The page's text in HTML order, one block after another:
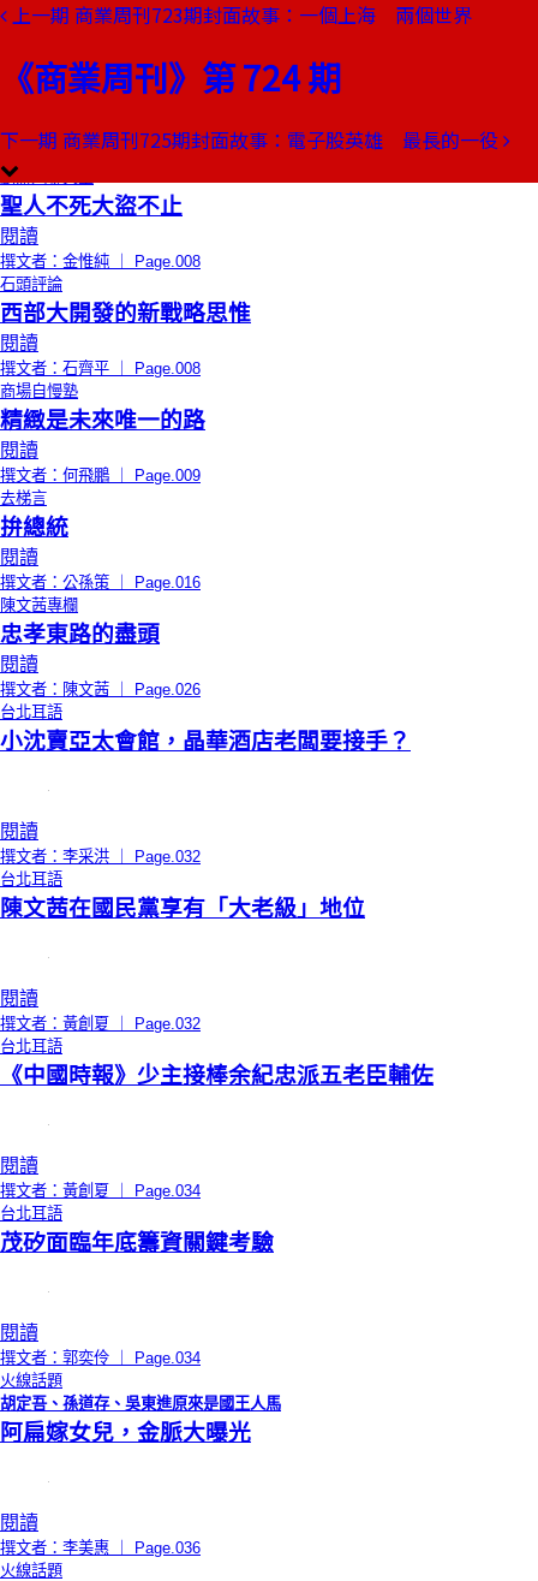
上一期 商業周刊723期封面故事：一個上海 兩個世界
《商業周刊》第 724 期
下一期 商業周刊725期封面故事：電子股英雄 最長的一役
本期目錄
限時免費總編輯的話
三腳凳
閱讀
撰文者：王文靜 ｜ Page.006
創辦人聊天室
聖人不死大盜不止
閱讀
撰文者：金惟純 ｜ Page.008
石頭評論
西部大開發的新戰略思惟
閱讀
撰文者：石齊平 ｜ Page.008
商場自慢塾
精緻是未來唯一的路
閱讀
撰文者：何飛鵬 ｜ Page.009
去梯言
拚總統
閱讀
撰文者：公孫策 ｜ Page.016
陳文茜專欄
忠孝東路的盡頭
閱讀
撰文者：陳文茜 ｜ Page.026
台北耳語
小沈賣亞太會館，晶華酒店老闆要接手？
閱讀
撰文者：李采洪 ｜ Page.032
台北耳語
陳文茜在國民黨享有「大老級」地位
閱讀
撰文者：黃創夏 ｜ Page.032
台北耳語
《中國時報》少主接棒余紀忠派五老臣輔佐
閱讀
撰文者：黃創夏 ｜ Page.034
台北耳語
茂矽面臨年底籌資關鍵考驗
閱讀
撰文者：郭奕伶 ｜ Page.034
火線話題
胡定吾、孫道存、吳東進原來是國王人馬
阿扁嫁女兒，金脈大曝光
閱讀
撰文者：李美惠 ｜ Page.036
火線話題